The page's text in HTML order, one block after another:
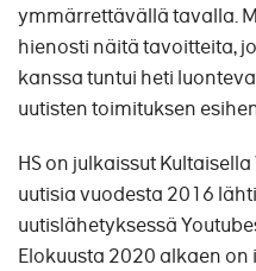
ymmärrettävällä tavalla.
hienosti näitä tavoitteita,
kanssa tuntui heti
uutisten toimituksen
HS on julkaissut
uutisia vuodesta 2016
uutislähetyksessä
Elokuusta 2020 alkaen